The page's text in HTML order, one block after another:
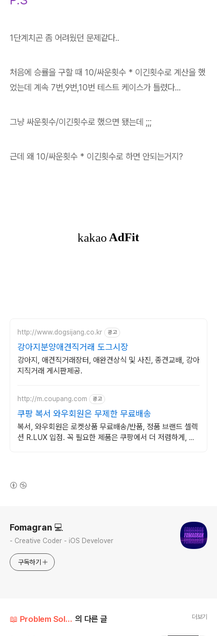
1단계치곤 좀 어려웠던 문제같다..
처음에 승률을 구할 때 10/싸운횟수 * 이긴횟수로 계산을 했
었는데 계속 7번,9번,10번 테스트 케이스가 틀렸다...
그냥 싸운횟수/이긴횟수로 했으면 됐는데 ;;;
근데 왜 10/싸운횟수 * 이긴횟수로 하면 안되는거지?
http://www.dogsijang.co.kr 광고
강아지분양애견직거래 도그시장
강아지, 애견직거래장터, 애완견상식 및 사진, 종견교배, 강아
지직거래 게시판제공.
http://m.coupang.com 광고
쿠팡 복서 와우회원은 무제한 무료배송
복서, 와우회원은 로켓상품 무료배송/반품, 정품 브랜드 셀렉
션 R.LUX 입점. 꼭 필요한 제품은 쿠팡에서 더 저렴하게, 로
Fomagran 💻
- Creative Coder - iOS Develover
구독하기
📖 Problem Solution/Programmers 의 다른 글 더보기